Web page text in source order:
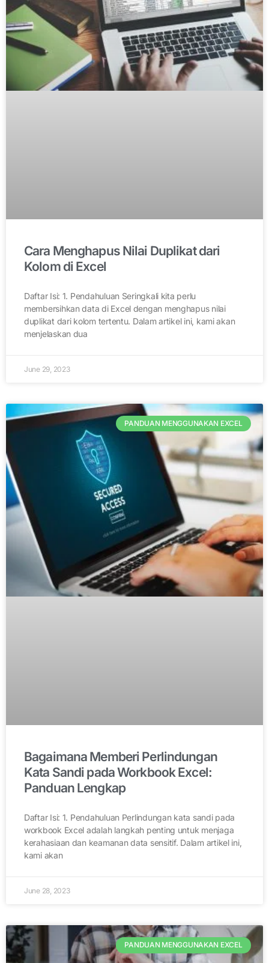
Cara Menghapus Nilai Duplikat dari
Kolom di Excel
Daftar Isi: 1. Pendahuluan Seringkali kita perlu
membersihkan data di Excel dengan menghapus nilai
duplikat dari kolom tertentu. Dalam artikel ini, kami akan
menjelaskan dua
June 29, 2023
PANDUAN MENGGUNAKAN EXCEL
Bagaimana Memberi Perlindungan
Kata Sandi pada Workbook Excel:
Panduan Lengkap
Daftar Isi: 1. Pendahuluan Perlindungan kata sandi pada
workbook Excel adalah langkah penting untuk menjaga
kerahasiaan dan keamanan data sensitif. Dalam artikel ini,
kami akan
June 28, 2023
PANDUAN MENGGUNAKAN EXCEL